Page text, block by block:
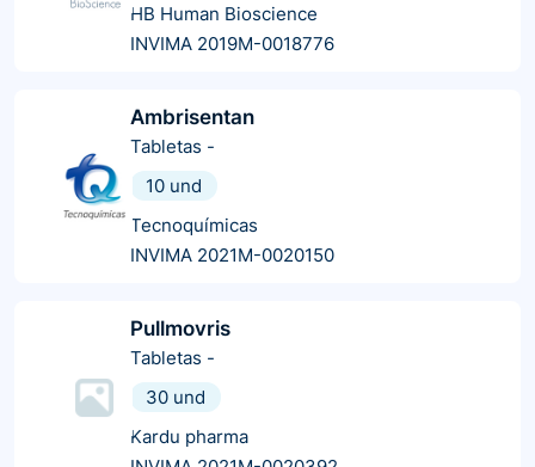
HB Human Bioscience
INVIMA 2019M-0018776
Ambrisentan
Tabletas -
10 und
Tecnoquímicas
INVIMA 2021M-0020150
Pullmovris
Tabletas -
30 und
Kardu pharma